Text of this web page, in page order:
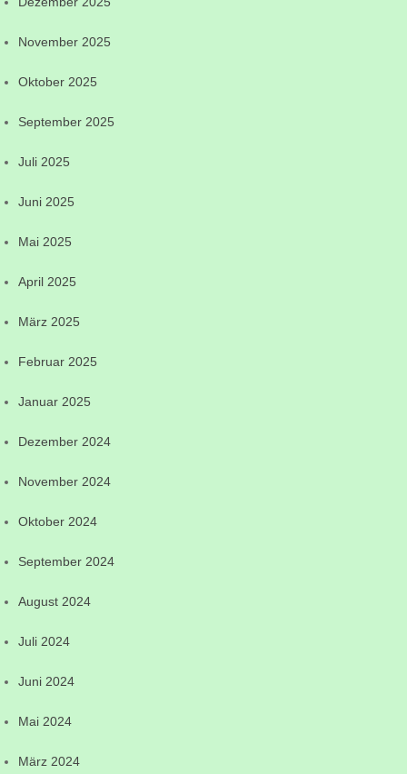
November 2025
Oktober 2025
September 2025
Juli 2025
Juni 2025
Mai 2025
April 2025
März 2025
Februar 2025
Januar 2025
Dezember 2024
November 2024
Oktober 2024
September 2024
August 2024
Juli 2024
Juni 2024
Mai 2024
März 2024